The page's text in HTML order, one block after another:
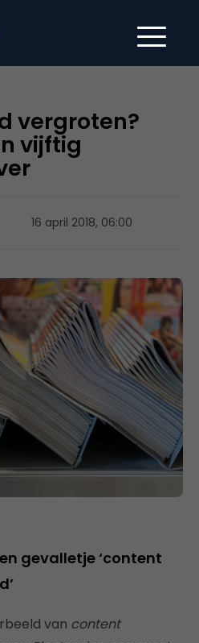
vergroten?
vijftig
16 april 2018, 06:00
gevalletje ‘content
van content